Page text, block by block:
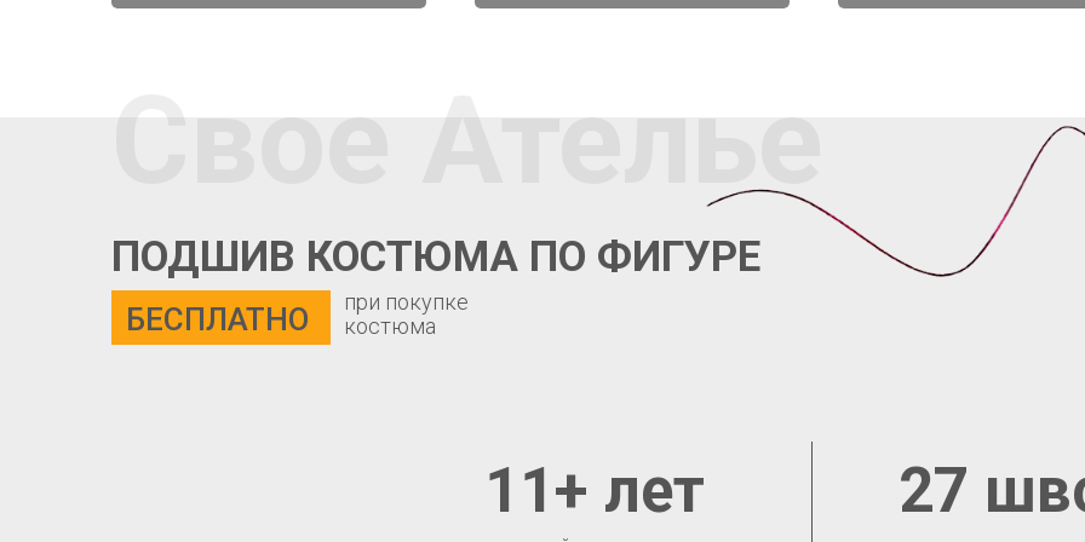
Свое Ателье
ПОДШИВ КОСТЮМА ПО ФИГУРЕ
БЕСПЛАТНО
27
11+ лет
при покупке
костюма